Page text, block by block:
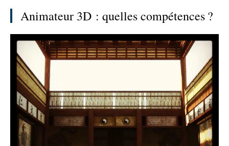
Animateur 3D : quelles compétences ?